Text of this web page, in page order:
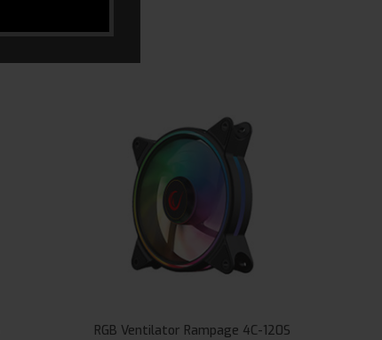
RGB Ventilator Rampage 4C-120S